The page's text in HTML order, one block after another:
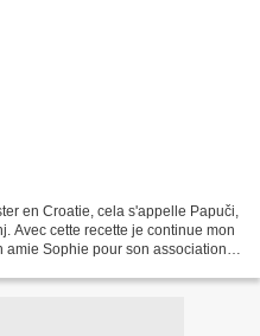
en Croatie, cela s'appelle Papuči,
Avec cette recette je continue mon
Sophie pour son association "